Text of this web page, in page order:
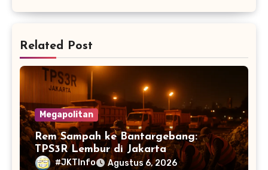
Related Post
Megapolitan
Rem Sampah ke Bantargebang:
TPS3R Lembur di Jakarta
#JKTInfo Agustus 6, 2026